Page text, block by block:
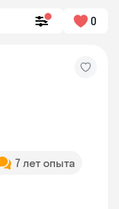
0
7 лет опыта